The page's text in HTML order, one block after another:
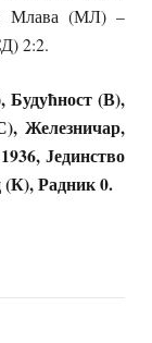
Млава (МЛ) –
2:2.
(В),
Железничар,
Јединство
Радник 0.